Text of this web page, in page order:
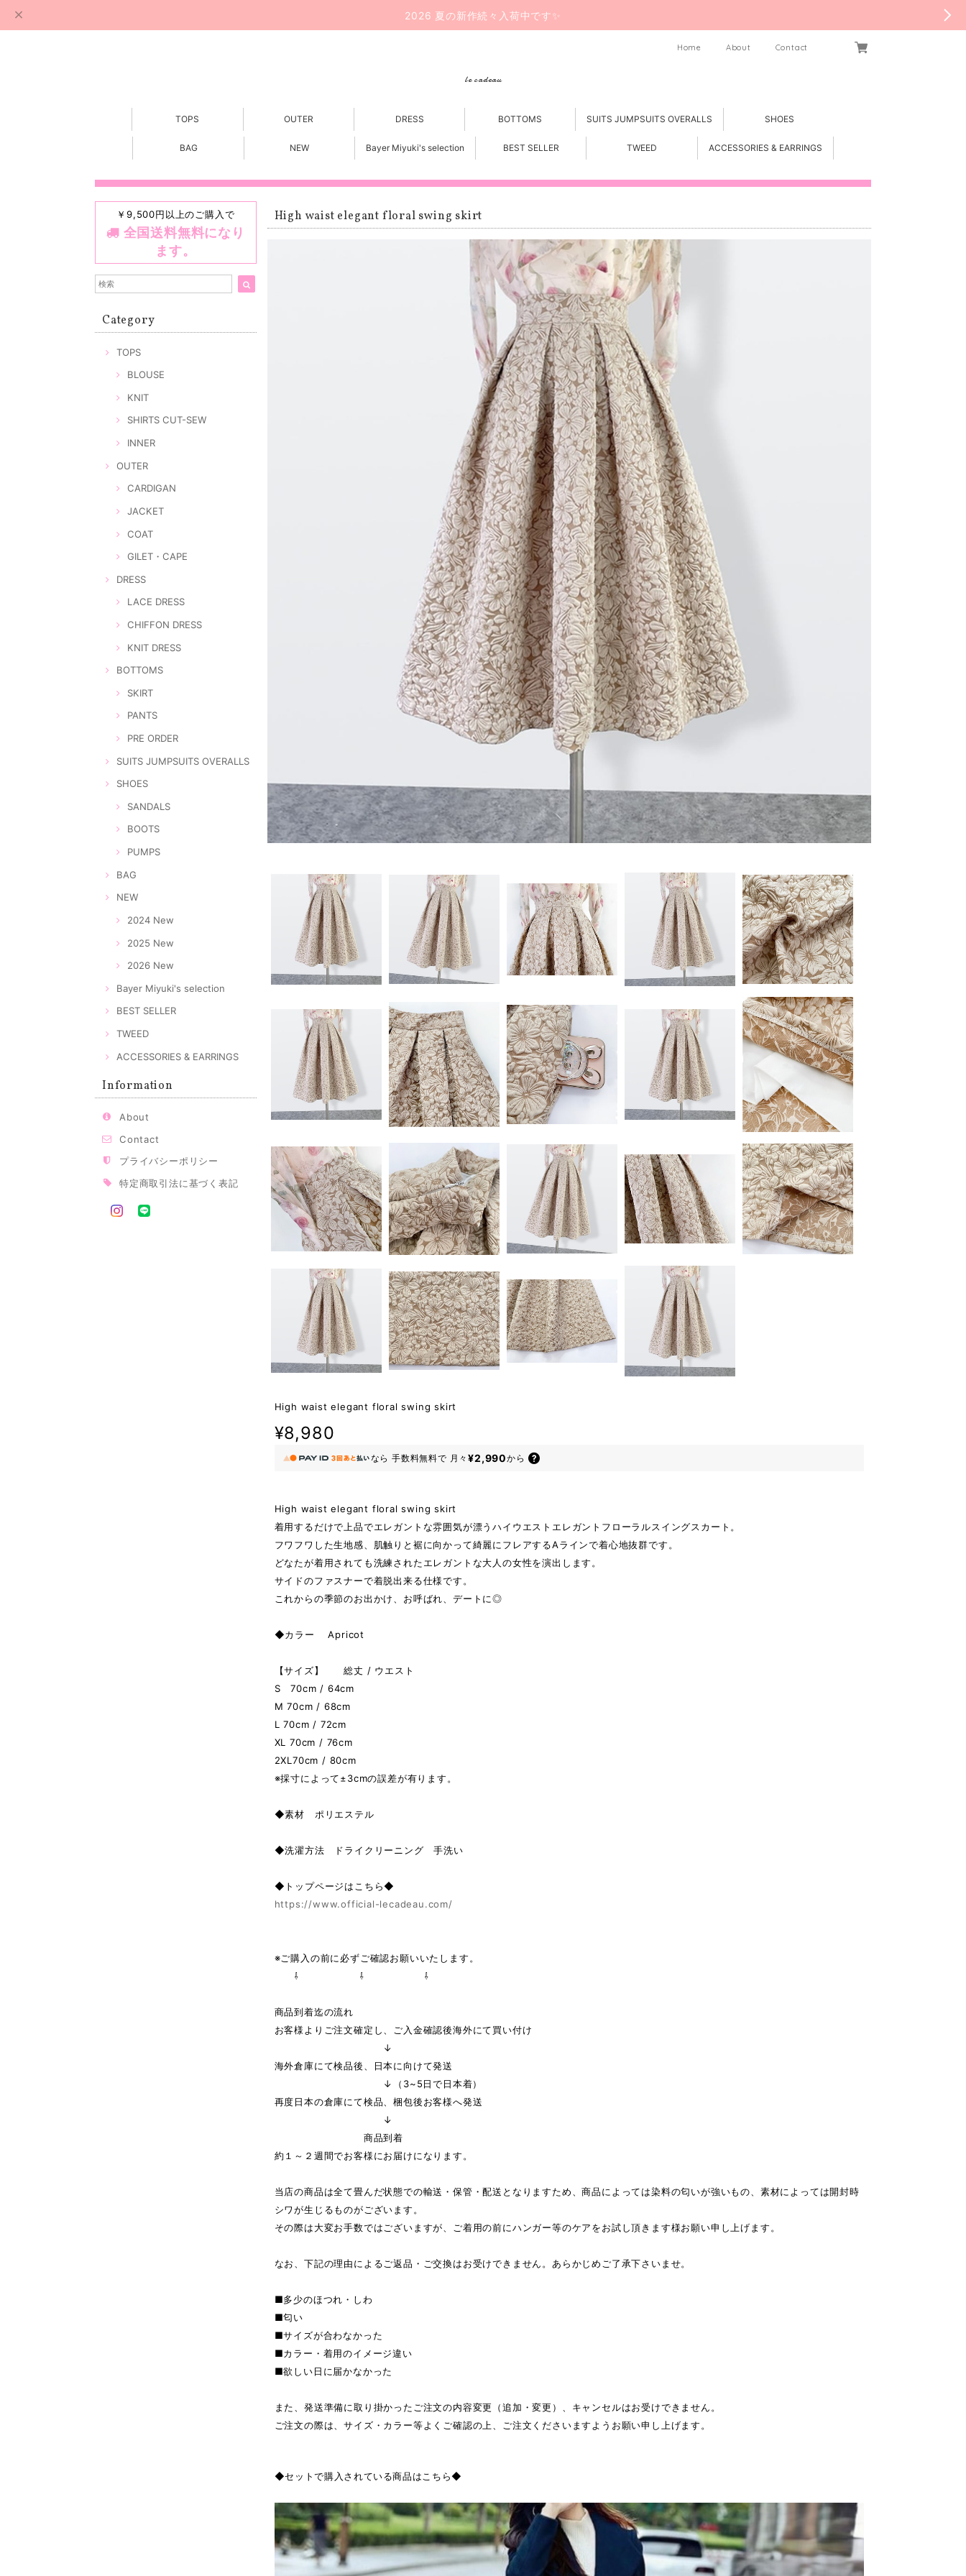
2026 夏の新作続々入荷中です✨
Home About Contact
le cadeau
TOPS OUTER DRESS BOTTOMS SUITS JUMPSUITS OVERALLS SHOES
BAG NEW Bayer Miyuki's selection BEST SELLER TWEED ACCESSORIES & EARRINGS
￥9,500円以上のご購入で
全国送料無料になり
ます。
Category
TOPS
BLOUSE
KNIT
SHIRTS CUT-SEW
INNER
OUTER
CARDIGAN
JACKET
COAT
GILET・CAPE
DRESS
LACE DRESS
CHIFFON DRESS
KNIT DRESS
BOTTOMS
SKIRT
PANTS
PRE ORDER
SUITS JUMPSUITS OVERALLS
SHOES
SANDALS
BOOTS
PUMPS
BAG
NEW
2024 New
2025 New
2026 New
Bayer Miyuki's selection
BEST SELLER
TWEED
ACCESSORIES & EARRINGS
Information
About
Contact
プライバシーポリシー
特定商取引法に基づく表記
High waist elegant floral swing skirt
High waist elegant floral swing skirt
¥8,980
なら 手数料無料で 月々¥2,990から
High waist elegant floral swing skirt
着用するだけで上品でエレガントな雰囲気が漂うハイウエストエレガントフローラルスイングスカート。
フワフワした生地感、肌触りと裾に向かって綺麗にフレアするAラインで着心地抜群です。
どなたが着用されても洗練されたエレガントな大人の女性を演出します。
サイドのファスナーで着脱出来る仕様です。
これからの季節のお出かけ、お呼ばれ、デートに◎
◆カラー Apricot
【サイズ】 総丈 / ウエスト
S 70cm / 64cm
M 70cm / 68cm
L 70cm / 72cm
XL 70cm / 76cm
2XL70cm / 80cm
※採寸によって±3cmの誤差が有ります。
◆素材 ポリエステル
◆洗濯方法 ドライクリーニング 手洗い
◆トップページはこちら◆
https://www.official-lecadeau.com/
※ご購入の前に必ずご確認お願いいたします。
⇩ ⇩ ⇩
商品到着迄の流れ
お客様よりご注文確定し、ご入金確認後海外にて買い付け
↓
海外倉庫にて検品後、日本に向けて発送
↓（3~5日で日本着）
再度日本の倉庫にて検品、梱包後お客様へ発送
↓
商品到着
約１～２週間でお客様にお届けになります。
当店の商品は全て畳んだ状態での輸送・保管・配送となりますため、商品によっては染料の匂いが強いもの、素材によっては開封時
シワが生じるものがございます。
その際は大変お手数ではございますが、ご着用の前にハンガー等のケアをお試し頂きます様お願い申し上げます。
なお、下記の理由によるご返品・ご交換はお受けできません。あらかじめご了承下さいませ。
■多少のほつれ・しわ
■匂い
■サイズが合わなかった
■カラー・着用のイメージ違い
■欲しい日に届かなかった
また、発送準備に取り掛かったご注文の内容変更（追加・変更）、キャンセルはお受けできません。
ご注文の際は、サイズ・カラー等よくご確認の上、ご注文くださいますようお願い申し上げます。
◆セットで購入されている商品はこちら◆